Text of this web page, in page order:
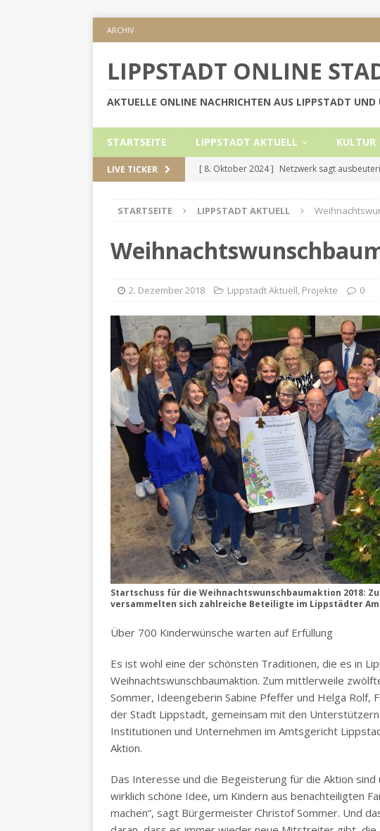
ARCHIV
LIPPSTADT ONLINE
AKTUELLE ONLINE NACHRICHTEN AUS LIPPSTADT UND
STARTSEITE LIPPSTADT AKTUELL KULTUR
LIVE TICKER [ 8. Oktober 2024 ] Netzwerk sagt
[ 5. September 2024 ]
Höhere
[ 2. September 2024 ]
Geschützt: Reden im
LIPPSTADT AKTUELL
STARTSEITE LIPPSTADT AKTUELL
2. Dezember 2018 Lippstadt Aktuell, Projekte 0
Startschuss für die Weihnachtswunschbaumaktion 2018:
versammelten sich zahlreiche Beteiligte im Lippstädter
Über 700 Kinderwünsche warten auf Erfüllung
Es ist wohl eine der schönsten Traditionen, die es in
Weihnachtswunschbaumaktion. Zum mittlerweile
Sommer, Ideengeberin Sabine Pfeffer und Helga Rolf,
der Stadt Lippstadt, gemeinsam mit den Unterstützern
Institutionen und Unternehmen im Amtsgericht
Aktion.
Das Interesse und die Begeisterung für die Aktion sind
wirklich schöne Idee, um Kindern aus benachteiligten
machen“, sagt Bürgermeister Christof Sommer. Und